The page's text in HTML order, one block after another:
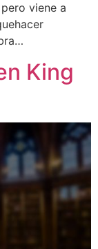
viene a
King